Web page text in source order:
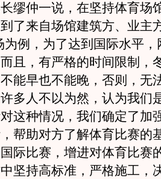
仲一说，在坚持体育场
了来自场馆建筑方、业主
为例，为了达到国际水平
且，有严格的时间限制，
能早也不能晚，否则，无
多人不以为然，认为我们
这种情况，我们确定了加
帮助对方了解体育比赛的
际比赛，增进对体育比赛
坚持高标准，严格施工，